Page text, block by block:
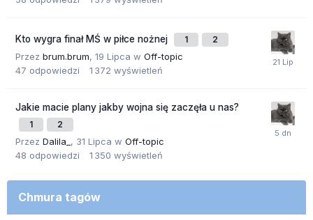
Kto wygra finał MŚ w piłce nożnej 1 2
Przez brum.brum, 19 Lipca w Off-topic
47 odpowiedzi 1 372 wyświetleń
Jakie macie plany jakby wojna się zaczęła u nas?
1 2
Przez Dalila_ , 31 Lipca w Off-topic
48 odpowiedzi 1 350 wyświetleń
Chmura tagów